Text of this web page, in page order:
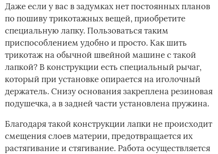
Даже если у вас в задумках нет постоянных планов
по пошиву трикотажных вещей, приобретите
специальную лапку. Пользоваться таким
приспособлением удобно и просто. Как шить
трикотаж на обычной швейной машине с такой
лапкой? В конструкции есть специальный рычаг,
который при установке опирается на иголочный
держатель. Снизу основания закреплена резиновая
подушечка, а в задней части установлена пружина.
Благодаря такой конструкции лапки не происходит
смещения слоев материи, предотвращается их
растягивание и стягивание. Работа осуществляется